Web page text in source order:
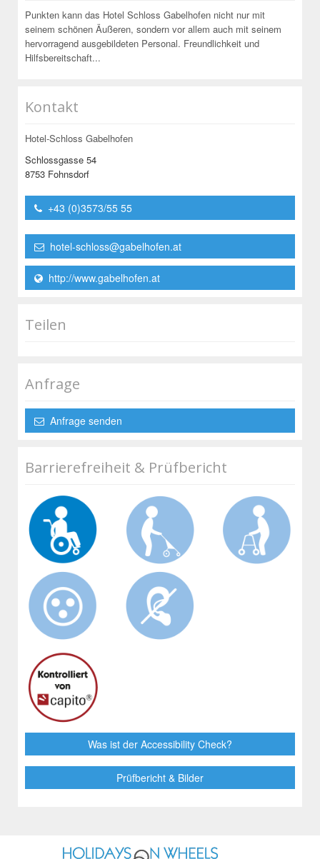
Punkten kann das Hotel Schloss Gabelhofen nicht nur mit
seinem schönen Äußeren, sondern vor allem auch mit seinem
hervorragend ausgebildeten Personal. Freundlichkeit und
Hilfsbereitschaft...
Kontakt
Hotel-Schloss Gabelhofen
Schlossgasse 54
8753 Fohnsdorf
+43 (0)3573/55 55
hotel-schloss@gabelhofen.at
http://www.gabelhofen.at
Teilen
Anfrage
Anfrage senden
Barrierefreiheit & Prüfbericht
Was ist der Accessibility Check?
Prüfbericht & Bilder